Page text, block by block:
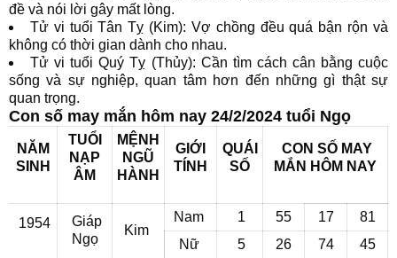
đề và nói lời gây mất lòng.
Tử vi tuổi Tân Tỵ (Kim): Vợ chồng đều quá bận rộn và
không có thời gian dành cho nhau.
Tử vi tuổi Quý Tỵ (Thủy): Cần tìm cách cân bằng cuộc
sống và sự nghiệp, quan tâm hơn đến những gì thật sự
quan trọng.
Con số may mắn hôm nay 24/2/2024 tuổi Ngọ
NĂM
SINH
TUỔI
NẠP
ÂM
MỆNH
NGŨ
HÀNH
GIỚI
TÍNH
QUÁI
SỐ
CON SỐ MAY
MẮN HÔM NAY
1954
Giáp
Ngọ
Kim
Nam 1 55 17
81
Nữ
5 26 74 45